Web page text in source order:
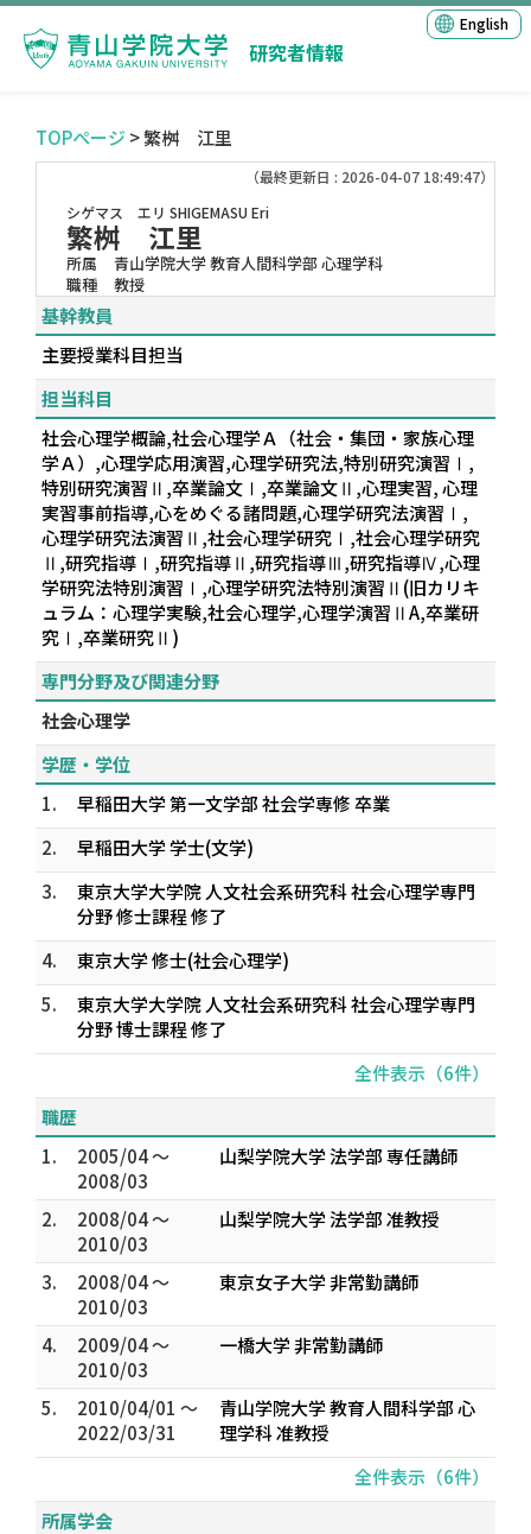
研究者情報
English
TOPページ > 繁桝 江里
（最終更新日 : 2026-04-07 18:49:47）
シゲマス エリ SHIGEMASU Eri
繁桝 江里
所属
青山学院大学 教育人間科学部 心理学科
職種
教授
基幹教員
主要授業科目担当
担当科目
社会心理学概論,社会心理学Ａ（社会・集団・家族心理
学Ａ）,心理学応用演習,心理学研究法,特別研究演習Ⅰ,
特別研究演習Ⅱ,卒業論文Ⅰ,卒業論文Ⅱ,心理実習, 心理
実習事前指導,心をめぐる諸問題,心理学研究法演習Ⅰ,
心理学研究法演習Ⅱ,社会心理学研究Ⅰ,社会心理学研究
Ⅱ,研究指導Ⅰ,研究指導Ⅱ,研究指導Ⅲ,研究指導Ⅳ,心理
学研究法特別演習Ⅰ,心理学研究法特別演習Ⅱ(旧カリキ
ュラム：心理学実験,社会心理学,心理学演習ⅡA,卒業研
究Ⅰ,卒業研究Ⅱ)
専門分野及び関連分野
社会心理学
学歴・学位
1.
早稲田大学 第一文学部 社会学専修 卒業
2.
早稲田大学 学士(文学)
3.
東京大学大学院 人文社会系研究科 社会心理学専門
分野 修士課程 修了
4.
東京大学 修士(社会心理学)
5.
東京大学大学院 人文社会系研究科 社会心理学専門
分野 博士課程 修了
全件表示（6件）
職歴
1.
2005/04 ～
2008/03
山梨学院大学 法学部 専任講師
2.
2008/04 ～
2010/03
山梨学院大学 法学部 准教授
3.
2008/04 ～
2010/03
東京女子大学 非常勤講師
4.
2009/04 ～
2010/03
一橋大学 非常勤講師
5.
2010/04/01 ～
2022/03/31
青山学院大学 教育人間科学部 心
理学科 准教授
全件表示（6件）
所属学会